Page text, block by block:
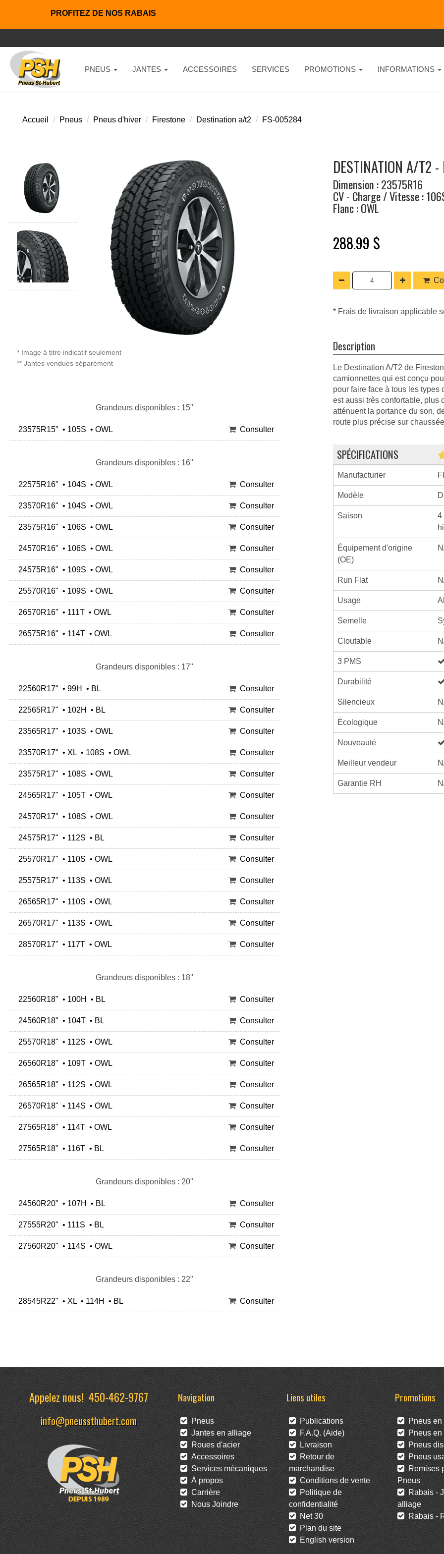
PROFITEZ DE NOS RABAIS
PNEUS JANTES ACCESSOIRES SERVICES PROMOTIONS INFORMATIONS
Accueil Pneus Pneus d'hiver Firestone Destination a/t2 FS-005284
* Image à titre indicatif seulement
** Jantes vendues séparément
Grandeurs disponibles : 15"
23575R15" • 105S • OWL Consulter
Grandeurs disponibles : 16"
22575R16" • 104S • OWL Consulter
23570R16" • 104S • OWL Consulter
23575R16" • 106S • OWL Consulter
24570R16" • 106S • OWL Consulter
24575R16" • 109S • OWL Consulter
25570R16" • 109S • OWL Consulter
26570R16" • 111T • OWL Consulter
26575R16" • 114T • OWL Consulter
Grandeurs disponibles : 17"
22560R17" • 99H • BL Consulter
22565R17" • 102H • BL Consulter
23565R17" • 103S • OWL Consulter
23570R17" • XL • 108S • OWL Consulter
23575R17" • 108S • OWL Consulter
24565R17" • 105T • OWL Consulter
24570R17" • 108S • OWL Consulter
24575R17" • 112S • BL Consulter
25570R17" • 110S • OWL Consulter
25575R17" • 113S • OWL Consulter
26565R17" • 110S • OWL Consulter
26570R17" • 113S • OWL Consulter
28570R17" • 117T • OWL Consulter
Grandeurs disponibles : 18"
22560R18" • 100H • BL Consulter
24560R18" • 104T • BL Consulter
25570R18" • 112S • OWL Consulter
26560R18" • 109T • OWL Consulter
26565R18" • 112S • OWL Consulter
26570R18" • 114S • OWL Consulter
27565R18" • 114T • OWL Consulter
27565R18" • 116T • BL Consulter
Grandeurs disponibles : 20"
24560R20" • 107H • BL Consulter
27555R20" • 111S • BL Consulter
27560R20" • 114S • OWL Consulter
Grandeurs disponibles : 22"
28545R22" • XL • 114H • BL Consulter
DESTINATION A/T2 -
Dimension : 23575R16
CV - Charge / Vitesse :
Flanc : OWL
288.99 $
* Frais de livraison applicable
Description
Le Destination A/T2 de
camionnettes qui est conçu
pour faire face à tous les types
est aussi très confortable, plus
atténuent la portance du son,
route plus précise sur
SPÉCIFICATIONS
Manufacturier
Modèle
Saison
4
Équipement d'origine
(OE)
Run Flat
Usage
Semelle
Cloutable
3 PMS
Durabilité
Silencieux
Écologique
Nouveauté
Meilleur vendeur
Garantie RH
Appelez nous!450-462-9767
info@pneussthubert.com
Navigation
Pneus
Jantes en alliage
Roues d'acier
Accessoires
Services mécaniques
À propos
Carrière
Nous Joindre
Liens utiles
Publications
F.A.Q. (Aide)
Livraison
Retour de
marchandise
Conditions de vente
Politique de
confidentialité
Net 30
Plan du site
English version
Promotions
Pneus en
Pneus en
Pneus
Pneus
Remises
Pneus
Rabais -
alliage
Rabais -